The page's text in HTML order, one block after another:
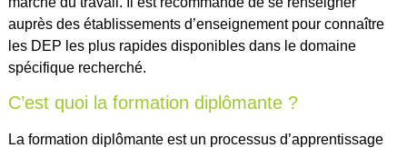
auprès des établissements d’enseignement pour connaître
les DEP les plus rapides disponibles dans le domaine
spécifique recherché.
C’est quoi la formation diplômante ?
La formation diplômante est un processus d’apprentissage